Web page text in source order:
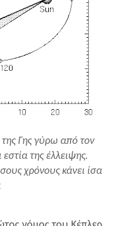
της Γης γύρω από τον
της έλλειψης.
χρόνους κάνει ίσα